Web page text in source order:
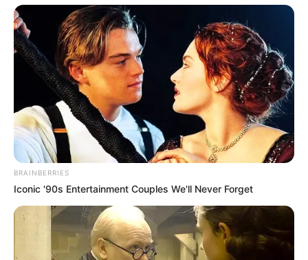
BRAINBERRIES
Iconic '90s Entertainment Couples We'll Never Forget